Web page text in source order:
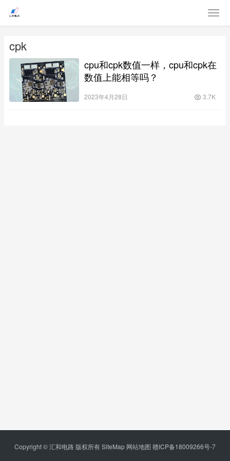
cpk
cpu和cpk数值一样，cpu和cpk在
数值上能相等吗？
2023年4月28日 3.7K
Copyright © 汇和电路 版权所有SiteMap 网站地图 赣ICP备18009266号-7